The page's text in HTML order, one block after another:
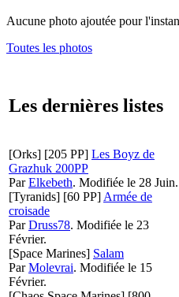
Aucune photo ajoutée pour
Toutes les photos
Les dernières listes
[Orks] [205 PP] Les Boyz de
Grazhuk 200PP
ParElkebeth. Modifiée le 28 Juin.
[Tyranids] [60 PP] Armée de
croisade
ParDruss78. Modifiée le 23
Février.
[Space Marines] Salam
ParMolevrai. Modifiée le 15
Février.